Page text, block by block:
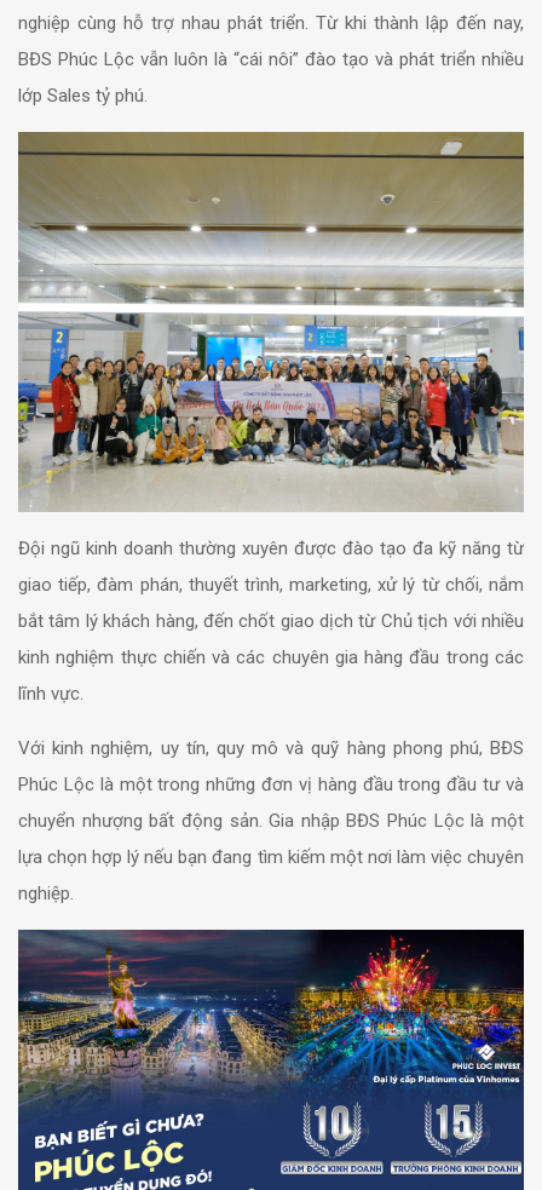
nghiệp cùng hỗ trợ nhau phát triển. Từ khi thành lập đến nay,
BĐS Phúc Lộc vẫn luôn là “cái nôi” đào tạo và phát triển nhiều
lớp Sales tỷ phú.
Đội ngũ kinh doanh thường xuyên được đào tạo đa kỹ năng từ
giao tiếp, đàm phán, thuyết trình, marketing, xử lý từ chối, nắm
bắt tâm lý khách hàng, đến chốt giao dịch từ Chủ tịch với nhiều
kinh nghiệm thực chiến và các chuyên gia hàng đầu trong các
lĩnh vực.
Với kinh nghiệm, uy tín, quy mô và quỹ hàng phong phú, BĐS
Phúc Lộc là một trong những đơn vị hàng đầu trong đầu tư và
chuyển nhượng bất động sản. Gia nhập BĐS Phúc Lộc là một
lựa chọn hợp lý nếu bạn đang tìm kiếm một nơi làm việc chuyên
nghiệp.